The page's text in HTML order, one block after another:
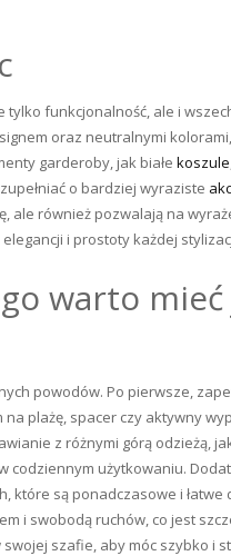
funkcjonalność, ale i
oraz neutralnymi
garderoby, jak białe koszule
o bardziej wyraziste
ale również pozwalają na
i prostoty każdej
warto
powodów. Po pierwsze,
plażę, spacer czy aktywny
z różnymi górą odzieżą,
codziennym użytkowaniu.
które są ponadczasowe i łatwe
i swobodą ruchów, co jest
swojej szafie, aby móc szybko i